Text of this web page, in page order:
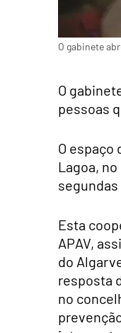
O gabinete
O
pessoas
O espaço
Lagoa,
Esta
APAV,
do
resposta
no